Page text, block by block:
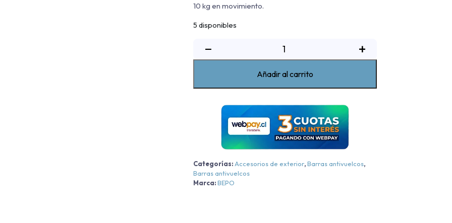
10 kg en movimiento.
5 disponibles
−
Bepo
Mitsubishi
New
L200
XR/Katana
XRT
+
Añadir al carrito
Categorías: Accesorios de exterior,Barras antivuelcos,
Barras antivuelcos
Marca:BEPO